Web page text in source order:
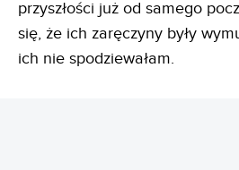
przyszłości już od samego
się, że ich zaręczyny były
ich nie spodziewałam.